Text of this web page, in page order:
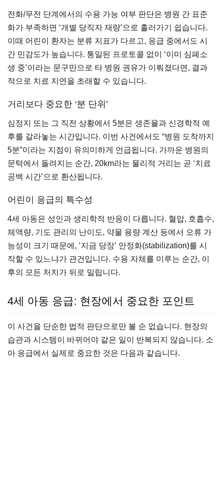
전화/무전 단계에서의 수용 가능 여부 판단은 병원 간 표준
화가 부족하면 ‘개별 당직자 재량’으로 흘러가기 쉽습니다.
이때 어린이 환자는 분류 지표가 다르고, 응급 중에서도 시
간 민감도가 높습니다. 통일된 프로토콜 없이 ‘이미 심폐소
생 중’이라는 문구만으로 타 병원 권유가 이뤄졌다면, 결과
적으로 치료 지연을 초래할 수 있습니다.
거리보다 중요한 ‘분 단위’
심정지 또는 그 직전 상황에서 5분은 생존율과 신경학적 예
후를 갈라놓는 시간입니다. 이번 사건에서도 “병원 도착까지
5분”이라는 지점이 유의미하게 언급됩니다. 가까운 병원의
문턱에서 돌려지는 순간, 20km라는 물리적 거리는 곧 ‘치료
공백 시간’으로 환산됩니다.
어린이 응급의 특수성
4세 아동은 성인과 생리학적 반응이 다릅니다. 혈압, 호흡수,
체액량, 기도 관리의 난이도, 약물 용량 계산 등에서 오류 가
능성이 크기 때문에, ‘지금 당장’ 안정화(stabilization)를 시
작할 수 있느냐가 관건입니다. 수용 자체를 미루는 순간, 이
후의 모든 처치가 뒤로 밀립니다.
4세 아동 응급: 현장에서 중요한 포인트
이 사건을 단순한 법적 판단으로만 볼 순 없습니다. 현장의
습관과 시스템이 바뀌어야 같은 일이 반복되지 않습니다. 소
아 응급에서 실제로 중요한 것은 다음과 같습니다.